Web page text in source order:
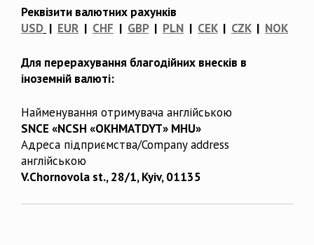
Реквізити валютних рахунків
USD | EUR | CHF | GBP| PLN | CEK| CZK| NOK
Для перерахування благодійних внесків в
іноземній валюті:
Найменування отримувача англійською
SNCE «NCSH «OKHMATDYT» MHU»
Адреса підприємства/Company address
англійською
V.Chornovola st., 28/1, Kyiv, 01135